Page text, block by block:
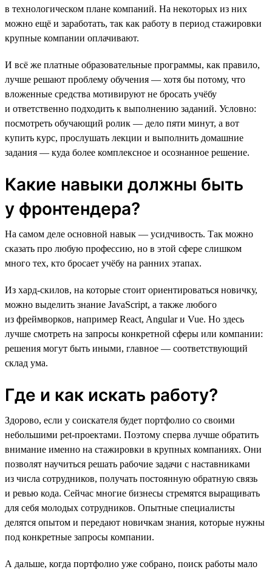
в технологическом плане компаний. На некоторых из них
можно ещё и заработать, так как работу в период стажировки
крупные компании оплачивают.
И всё же платные образовательные программы, как правило,
лучше решают проблему обучения — хотя бы потому, что
вложенные средства мотивируют не бросать учёбу
и ответственно подходить к выполнению заданий. Условно:
посмотреть обучающий ролик — дело пяти минут, а вот
купить курс, прослушать лекции и выполнить домашние
задания — куда более комплексное и осознанное решение.
Какие навыки должны быть
у фронтендера?
На самом деле основной навык — усидчивость. Так можно
сказать про любую профессию, но в этой сфере слишком
много тех, кто бросает учёбу на ранних этапах.
Из хард-скилов, на которые стоит ориентироваться новичку,
можно выделить знание JavaScript, а также любого
из фреймворков, например React, Angular и Vue. Но здесь
лучше смотреть на запросы конкретной сферы или компании:
решения могут быть иными, главное — соответствующий
склад ума.
Где и как искать работу?
Здорово, если у соискателя будет портфолио со своими
небольшими pet-проектами. Поэтому сперва лучше обратить
внимание именно на стажировки в крупных компаниях. Они
позволят научиться решать рабочие задачи с наставниками
из числа сотрудников, получать постоянную обратную связь
и ревью кода. Сейчас многие бизнесы стремятся выращивать
для себя молодых сотрудников. Опытные специалисты
делятся опытом и передают новичкам знания, которые нужны
под конкретные запросы компании.
А дальше, когда портфолио уже собрано, поиск работы мало